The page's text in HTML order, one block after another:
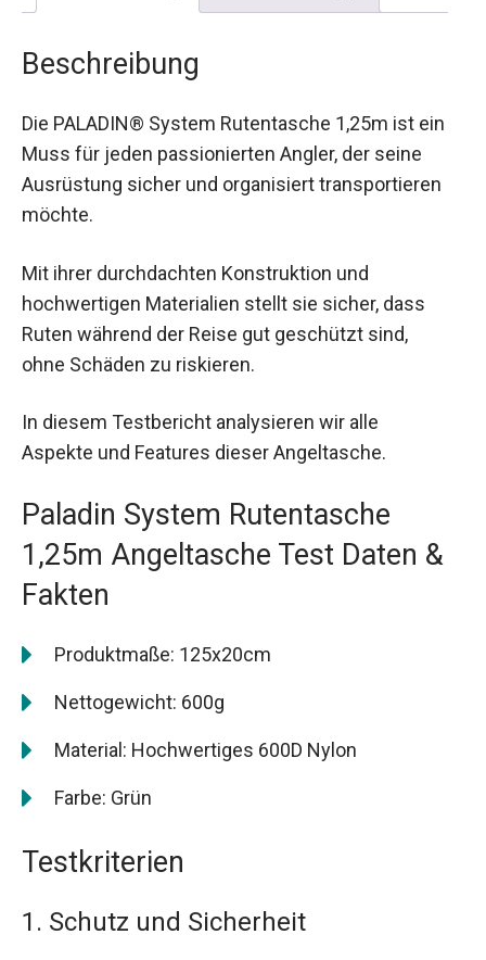
Beschreibung
Die PALADIN® System Rutentasche 1,25m ist ein
Muss für jeden passionierten Angler, der seine
Ausrüstung sicher und organisiert transportieren
möchte.
Mit ihrer durchdachten Konstruktion und
hochwertigen Materialien stellt sie sicher, dass
Ruten während der Reise gut geschützt sind,
ohne Schäden zu riskieren.
In diesem Testbericht analysieren wir alle
Aspekte und Features dieser Angeltasche.
Paladin System Rutentasche
1,25m Angeltasche Test Daten &
Fakten
Produktmaße: 125x20cm
Nettogewicht: 600g
Material: Hochwertiges 600D Nylon
Farbe: Grün
Testkriterien
1. Schutz und Sicherheit